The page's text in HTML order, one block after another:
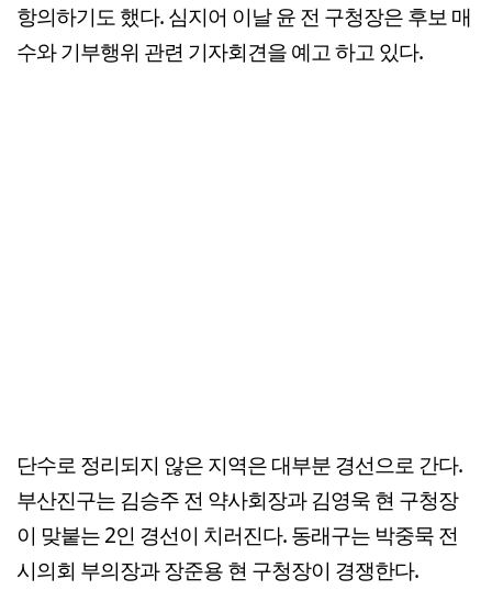
항의하기도 했다. 심지어 이날 윤 전 구청장은 후보 매
수와 기부행위 관련 기자회견을 예고 하고 있다.
단수로 정리되지 않은 지역은 대부분 경선으로 간다.
부산진구는 김승주 전 약사회장과 김영욱 현 구청장
이 맞붙는 2인 경선이 치러진다. 동래구는 박중묵 전
시의회 부의장과 장준용 현 구청장이 경쟁한다.